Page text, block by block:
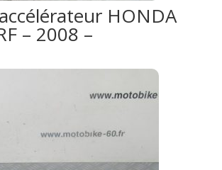
HONDA
– 2008 –